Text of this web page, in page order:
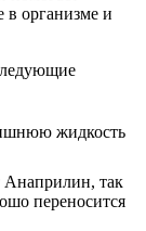
организме и
жидкость
Анаприлин, так
переносится